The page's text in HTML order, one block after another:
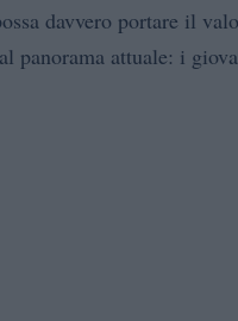
davvero portare il
panorama attuale: i